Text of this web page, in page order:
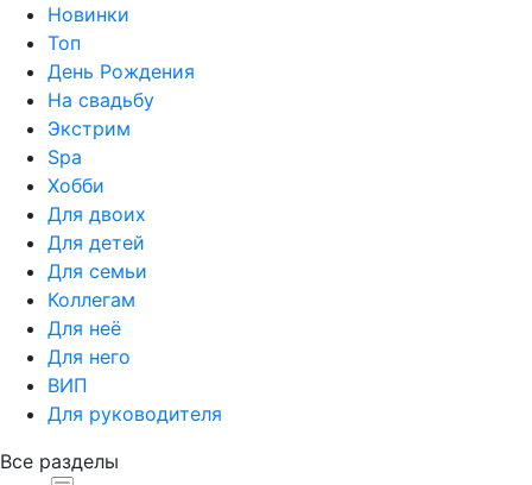
Новинки
Топ
День Рождения
На свадьбу
Экстрим
Spa
Хобби
Для двоих
Для детей
Для семьи
Коллегам
Для неё
Для него
ВИП
Для руководителя
Все разделы